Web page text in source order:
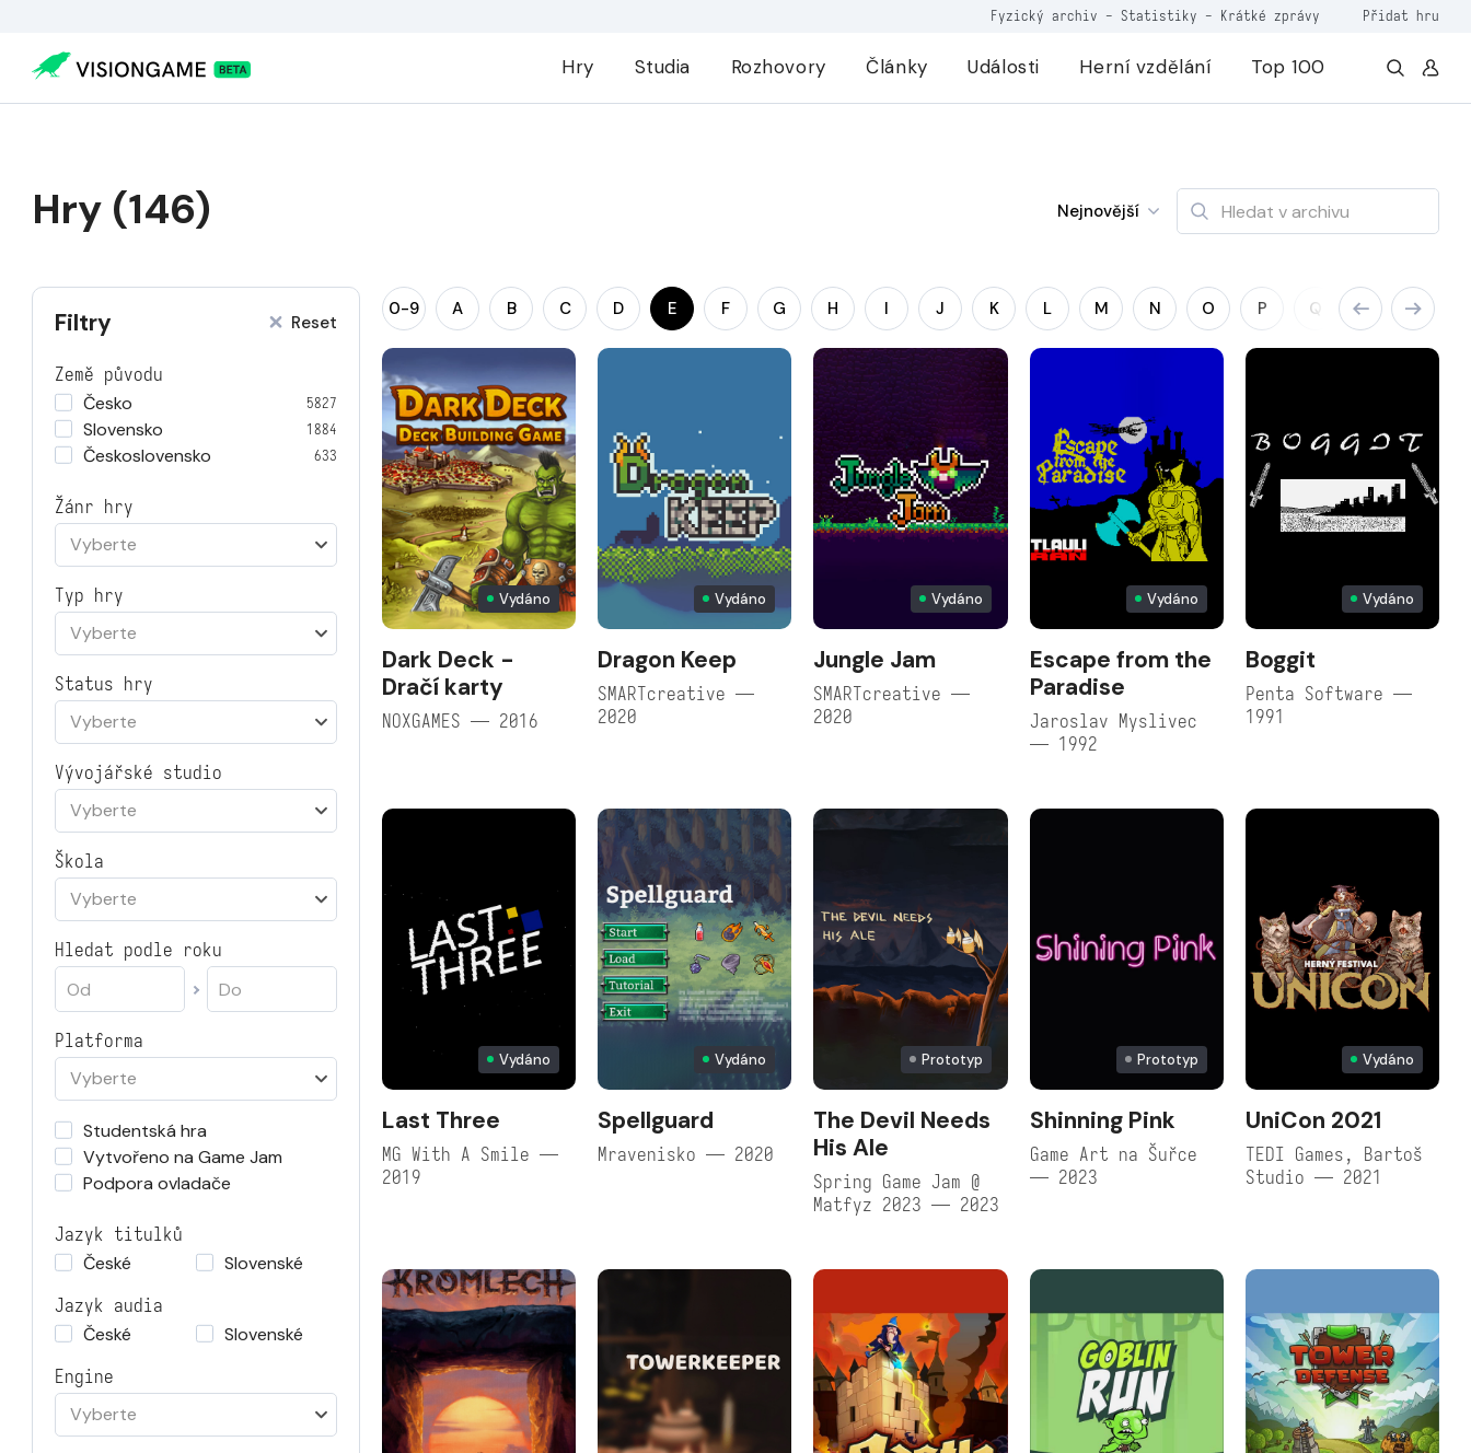
Fyzický archiv - Statistiky - Krátké zprávy Přidat hru
Hry Studia Rozhovory Články Události Herní vzdělání Top 100
Hry (146) Nejnovější
Filtry Reset
Země původu
Česko
5827
Slovensko 1884
Československo 633
Žánr hry
Vyberte
Typ hry
Vyberte
Status hry
Vyberte
Vývojářské studio
Vyberte
Škola
Vyberte
Hledat podle roku
Platforma
Vyberte
Studentská hra
Vytvořeno na Game Jam
Podpora ovladače
Jazyk titulků
České
Slovenské
Jazyk audia
České
Slovenské
Engine
Vyberte
0-9 A B C D E F G H I J K L M N O P Q R S
Vydáno
Dark Deck -
Dračí karty
NOXGAMES — 2016
Vydáno
Dragon Keep
SMARTcreative —
2020
Vydáno
Jungle Jam
SMARTcreative —
2020
Vydáno
Escape from the
Paradise
Jaroslav Myslivec
— 1992
Vydáno
Boggit
Penta Software —
1991
Vydáno
Last Three
MG With A Smile —
2019
Vydáno
Spellguard
Mravenisko — 2020
Prototyp
The Devil Needs
His Ale
Spring Game Jam @
Matfyz 2023 — 2023
Prototyp
Shinning Pink
Game Art na Šuřce
— 2023
Vydáno
UniCon 2021
TEDI Games, Bartoš
Studio — 2021